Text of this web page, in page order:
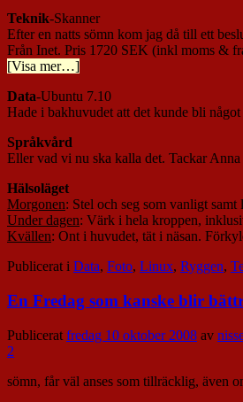
Teknik-Skanner
Efter en natts sömn kom jag då till ett
Från Inet. Pris 1720 SEK (inkl moms &
[Visa mer…]
Data-Ubuntu 7.10
Hade i bakhuvudet att det kunde bli
Språkvård
Eller vad vi nu ska kalla det. Tackar Anna
Hälsoläget
Morgonen: Stel och seg som vanligt
Under dagen: Värk i hela kroppen,
Kvällen: Ont i huvudet, tät i näsan.
Publicerat i Data, Foto, Linux, Ryggen,
En Fredag som kanske blir
Publicerat fredag 10 oktober 2008 av
2
sömn, får väl anses som tillräcklig, även